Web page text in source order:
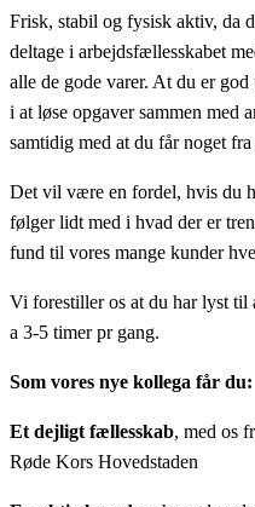
Frisk, stabil og fysisk aktiv, da
deltage i arbejdsfællesskabet
alle de gode varer. At du er
i at løse opgaver sammen med
samtidig med at du får noget fra
Det vil være en fordel, hvis du
følger lidt med i hvad der er
fund til vores mange kunder
Vi forestiller os at du har lyst til
a 3-5 timer pr gang.
Som vores nye kollega får du:
Et dejligt fællesskab, med os
Røde Kors Hovedstaden